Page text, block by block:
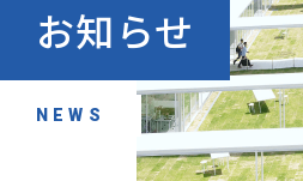
お知らせ
NEWS